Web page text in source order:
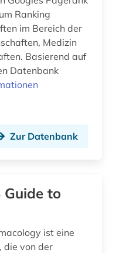
Ranking
im Bereich der
Medizin
auf
Datenbank
Zur Datenbank
Guide to
ist eine
die von der